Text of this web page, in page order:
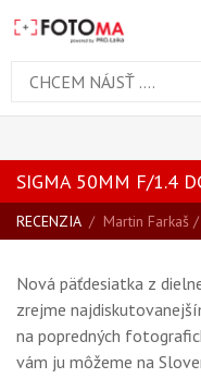
SIGMA 50MM F/1.4
RECENZIA/ Martin Farkaš /
Nová päťdesiatka z
zrejme
na popredných
vám ju môžeme na